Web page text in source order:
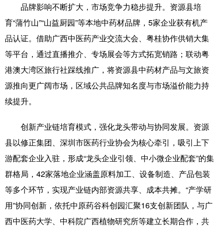
品牌影响不断扩大，市场竞争力稳步提升。资源县培
育“蒲竹山”“山益厨园”等本地中药材品牌，5家企业获有机产
品认证。借助广西中医药产业交流大会、粤桂协作供销大集
等平台，通过直播推介、专场展会等方式拓宽销路；联动粤
港澳大湾区旅行社踩线推广，将资源县中药材产品与文旅资
源推向更广阔市场，区域公共品牌知名度与市场溢价能力持
续提升。
创新产业链培育模式，强化龙头带动与协同发展。资源
县以修正集团、深圳市医药行业协会为核心牵引，吸引上下
游配套企业入驻，形成“龙头企业引领、中小微企业配套”的集
群格局，42家落地企业涵盖原料加工、设备制造、产品包装
等多个环节，实现产业链内部资源共享、成本共摊。“产学研
用”协同创新，依托中原药谷科创园汇聚16支创新团队，与广
西中医药大学、中科院广西植物研究所等建立长期合作，共